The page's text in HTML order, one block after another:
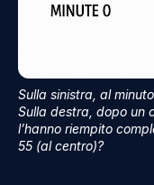
Sulla sinistra, al
Sulla destra, dopo un
l’hanno riempito
55 (al centro)?